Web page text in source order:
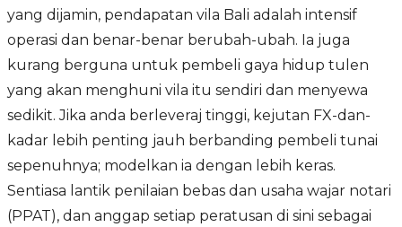
yang dijamin, pendapatan vila Bali adalah intensif
operasi dan benar-benar berubah-ubah. Ia juga
kurang berguna untuk pembeli gaya hidup tulen
yang akan menghuni vila itu sendiri dan menyewa
sedikit. Jika anda berleveraj tinggi, kejutan FX-dan-
kadar lebih penting jauh berbanding pembeli tunai
sepenuhnya; modelkan ia dengan lebih keras.
Sentiasa lantik penilaian bebas dan usaha wajar notari
(PPAT), dan anggap setiap peratusan di sini sebagai